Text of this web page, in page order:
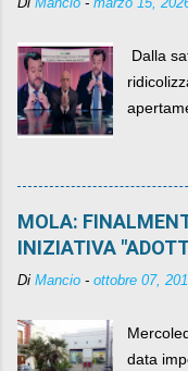
Di Mancio - marzo 15,
Dalla
MOLA:
INIZIATIVA
Di Mancio - ottobre 07,
data